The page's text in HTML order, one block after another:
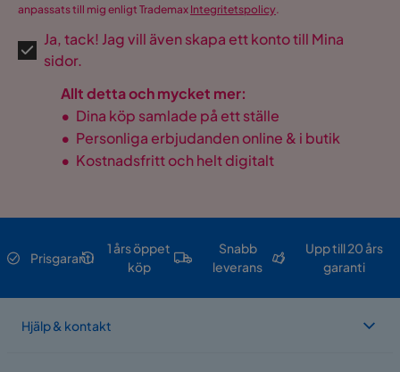
anpassats till mig enligt Trademax Integritetspolicy.
Ja, tack! Jag vill även skapa ett konto till Mina
sidor.
Allt detta och mycket mer:
• Dina köp samlade på ett ställe
• Personliga erbjudanden online & i butik
• Kostnadsfritt och helt digitalt
Prisgaranti
1 års öppet
köp
Snabb
leverans
Upp till 20 års
garanti
Hjälp & kontakt